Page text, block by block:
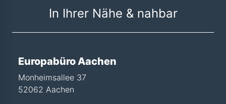
In Ihrer Nähe & nahbar
Europabüro Aachen
Monheimsallee 37
52062 Aachen